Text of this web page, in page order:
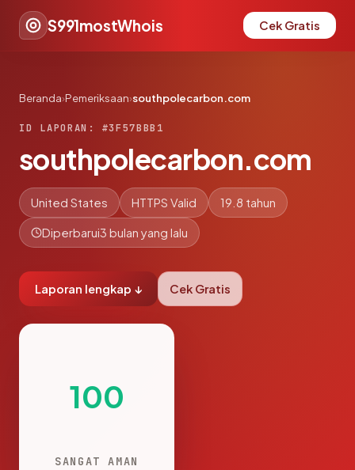
S991mostWhois Cek Gratis
Beranda›Pemeriksaan›southpolecarbon.com
ID LAPORAN: #3F57BBB1
southpolecarbon.com
United States HTTPS Valid 19.8 tahun
Diperbarui3 bulan yang lalu
Laporan lengkap ↓ Cek Gratis
100
SANGAT AMAN